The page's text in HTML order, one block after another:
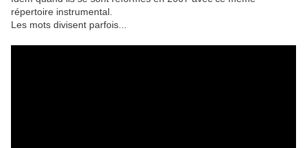
répertoire instrumental.
Les mots divisent parfois...